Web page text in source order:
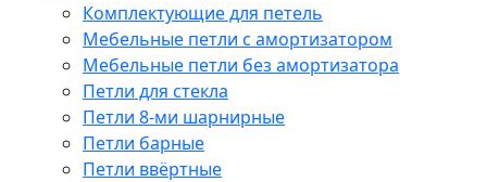
Комплектующие для петель
Мебельные петли с амортизатором
Мебельные петли без амортизатора
Петли для стекла
Петли 8-ми шарнирные
Петли барные
Петли ввёртные